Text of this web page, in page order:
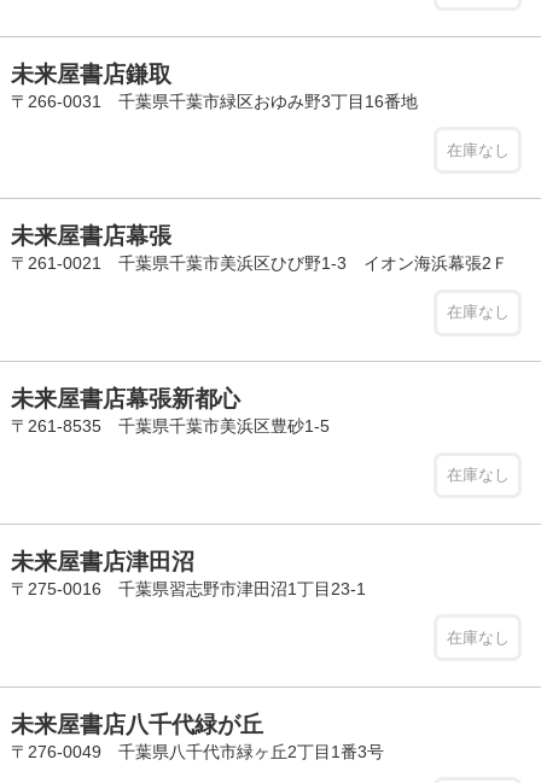
未来屋書店鎌取
〒266-0031 千葉県千葉市緑区おゆみ野3丁目16番地
在庫なし
未来屋書店幕張
〒261-0021 千葉県千葉市美浜区ひび野1-3 イオン海浜幕張2Ｆ
在庫なし
未来屋書店幕張新都心
〒261-8535 千葉県千葉市美浜区豊砂1-5
在庫なし
未来屋書店津田沼
〒275-0016 千葉県習志野市津田沼1丁目23-1
在庫なし
未来屋書店八千代緑が丘
〒276-0049 千葉県八千代市緑ヶ丘2丁目1番3号